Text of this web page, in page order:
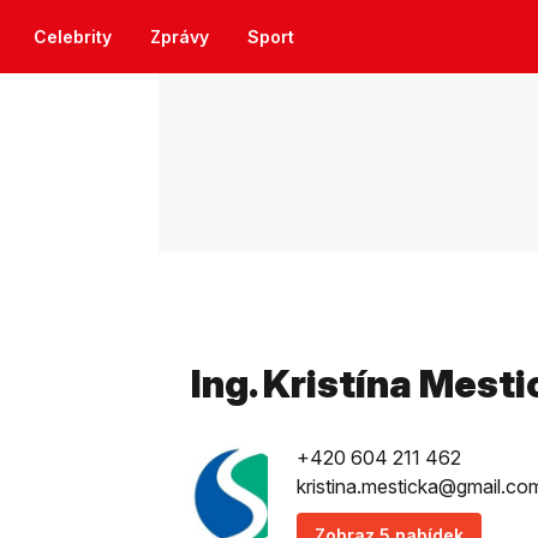
Celebrity Zprávy Sport
Ing. Kristína
+420 604 211 462